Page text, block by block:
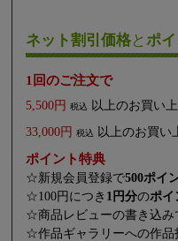
ネット割引価格と ポ
1回のご注文で
5,500円 税込 以上のお買い
33,000円
税込 以上のお買い
ポイント特典
☆新規会員登録で500ポイ
☆100円につき 1円分のポイ
☆商品レビューの書き込み
☆作品ギャラリーへの作品